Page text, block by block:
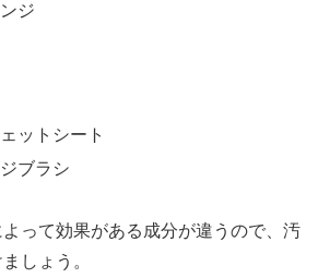
ジ
ットシート
ブラシ
って効果がある成分が違うので、汚
しょう。